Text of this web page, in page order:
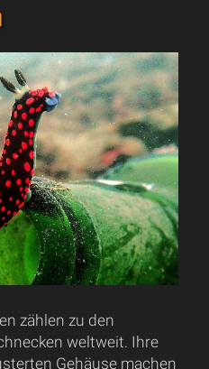
zählen zu den
weltweit. Ihre
Gehäuse machen